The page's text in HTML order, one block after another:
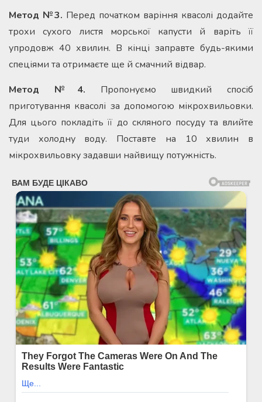
Метод №3. Перед початком варіння квасолі додайте
трохи сухого листя морської капусти й варіть її
упродовж 40 хвилин. В кінці заправте будь-якими
спеціями та отримаєте ще й смачний відвар.
Метод №4. Пропонуємо швидкий спосіб
приготування квасолі за допомогою мікрохвильовки.
Для цього покладіть її до скляного посуду та влийте
туди холодну воду. Поставте на 10 хвилин в
мікрохвильовку задавши найвищу потужність.